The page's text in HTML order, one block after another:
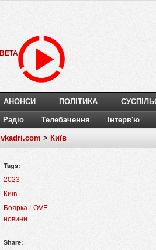
BETA
АНОНСИ ПОЛІТИКА
Радіо Телебачення Інтерв'ю
vkadri.com > Київ
Tags:
2023
Київ
Боярка LOVE
новини
Share: